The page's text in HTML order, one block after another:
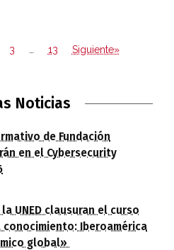
3 13 Siguiente»
Noticias
de Fundación
en el Cybersecurity
UNED clausuran el curso
conocimiento: Iberoamérica
global»